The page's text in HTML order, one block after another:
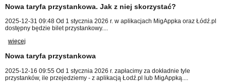
Nowa taryfa przystankowa. Jak z niej skorzystać?
2025-12-31 09:48 Od 1 stycznia 2026 r. w aplikacjach MigAppka oraz Łódź.pl
dostępny będzie bilet przystankowy....
więcej
Nowa taryfa przystankowa
2025-12-16 09:55 Od 1 stycznia 2026 r. zapłacimy za dokładnie tyle
przystanków, ile przejedziemy - z aplikacją Łodź.pl lub MigAppką....